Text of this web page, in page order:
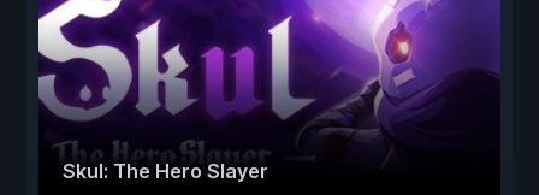
Skul: The Hero Slayer